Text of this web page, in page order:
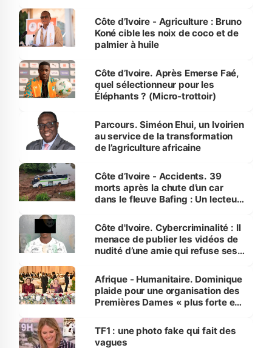
Côte d’Ivoire - Agriculture : Bruno
Koné cible les noix de coco et de
palmier à huile
Côte d’Ivoire. Après Emerse Faé,
quel sélectionneur pour les
Éléphants ? (Micro-trottoir)
Parcours. Siméon Ehui, un Ivoirien
au service de la transformation
de l’agriculture africaine
Côte d’Ivoire - Accidents. 39
morts après la chute d’un car
dans le fleuve Bafing : Un lecteur
des Transports
Côte d'Ivoire. Cybercriminalité : Il
menace de publier les vidéos de
nudité d’une amie qui refuse ses
Afrique - Humanitaire. Dominique
plaide pour une organisation des
Premières Dames « plus forte et
sur la scène internationale »
TF1 : une photo fake qui fait des
vagues